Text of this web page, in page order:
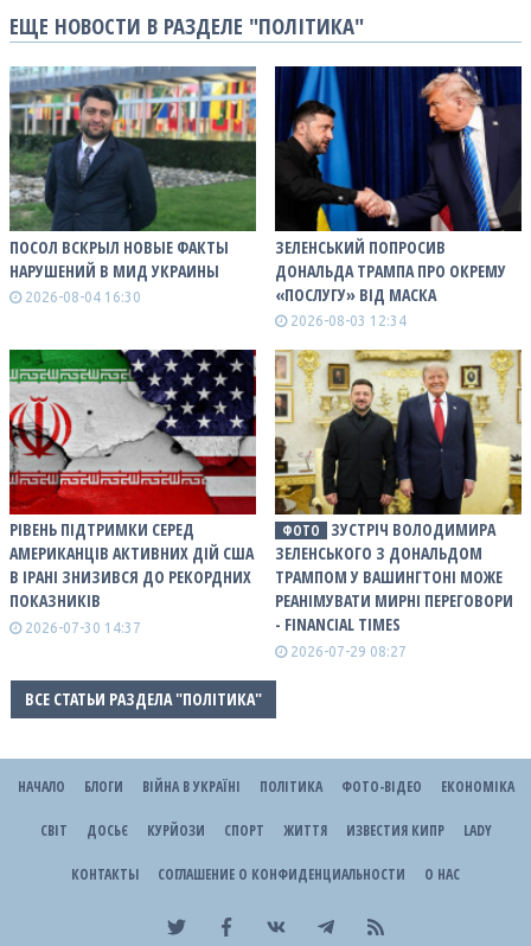
ЕЩЕ НОВОСТИ В РАЗДЕЛЕ "ПОЛІТИКА"
ПОСОЛ ВСКРЫЛ НОВЫЕ ФАКТЫ
НАРУШЕНИЙ В МИД УКРАИНЫ
2026-08-04 16:30
ЗЕЛЕНСЬКИЙ ПОПРОСИВ
ДОНАЛЬДА ТРАМПА ПРО ОКРЕМУ
«ПОСЛУГУ» ВІД МАСКА
2026-08-03 12:34
РІВЕНЬ ПІДТРИМКИ СЕРЕД
АМЕРИКАНЦІВ АКТИВНИХ ДІЙ США
В ІРАНІ ЗНИЗИВСЯ ДО РЕКОРДНИХ
ПОКАЗНИКІВ
2026-07-30 14:37
ФОТО
ЗУСТРІЧ ВОЛОДИМИРА
ЗЕЛЕНСЬКОГО З ДОНАЛЬДОМ
ТРАМПОМ У ВАШИНГТОНІ МОЖЕ
РЕАНІМУВАТИ МИРНІ ПЕРЕГОВОРИ
- FINANCIAL TIMES
2026-07-29 08:27
ВСЕ СТАТЬИ РАЗДЕЛА "ПОЛІТИКА"
НАЧАЛО БЛОГИ ВІЙНА В УКРАЇНІ ПОЛІТИКА ФОТО-ВІДЕО ЕКОНОМІКА
СВІТ ДОСЬЄ КУРЙОЗИ СПОРТ ЖИТТЯ ИЗВЕСТИЯ КИПР LADY
КОНТАКТЫ СОГЛАШЕНИЕ О КОНФИДЕНЦИАЛЬНОСТИ О НАС